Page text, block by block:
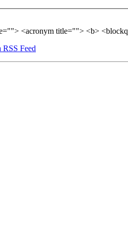
<acronym title=""> <b>
RSS Feed